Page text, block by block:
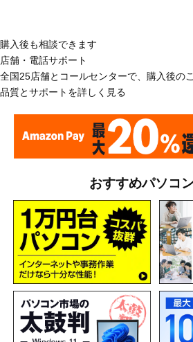
購入後も相談できます
店舗・電話サポート
全国25店舗とコールセンターで、購入後の
品質とサポートを詳しく見る
おすすめパソコ